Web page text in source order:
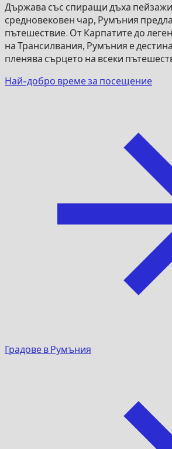
Държава със спиращи дъха
средновековен чар, Румъния
пътешествие. От Карпатите до
на Трансилвания, Румъния е
пленява сърцето на всеки
Най-добро време за посещение
Градове в Румъния